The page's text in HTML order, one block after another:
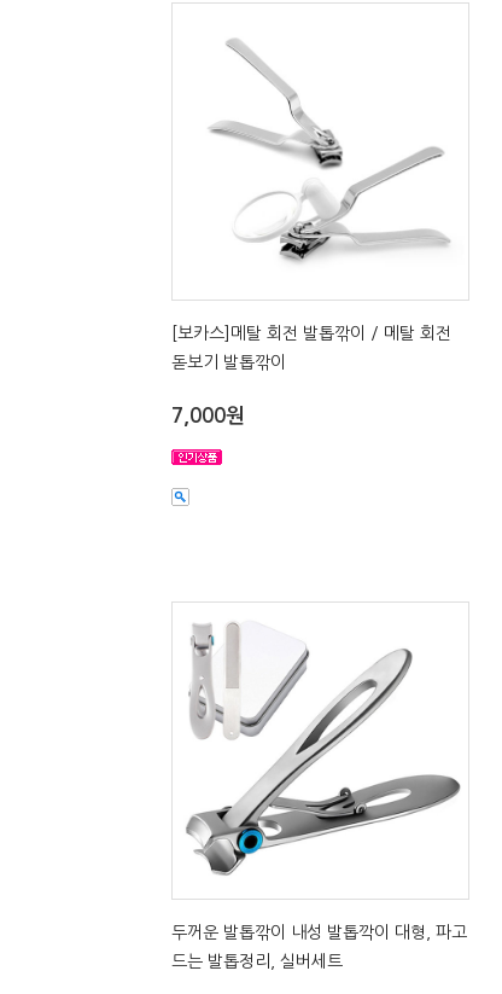
[보카스]메탈 회전 발톱깎이 / 메탈 회전
돋보기 발톱깎이
7,000원
두꺼운 발톱깎이 내성 발톱깍이 대형, 파고
드는 발톱정리, 실버세트